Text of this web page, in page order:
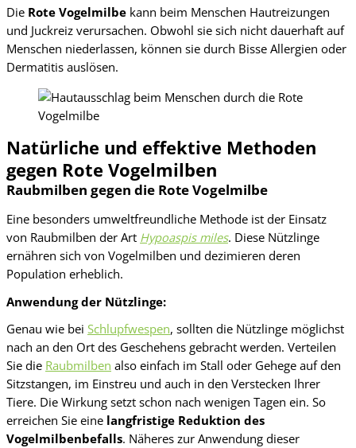
Die Rote Vogelmilbe kann beim Menschen Hautreizungen
und Juckreiz verursachen. Obwohl sie sich nicht dauerhaft auf
Menschen niederlassen, können sie durch Bisse Allergien oder
Dermatitis auslösen.
Natürliche und effektive Methoden
gegen Rote Vogelmilben
Raubmilben gegen die Rote Vogelmilbe
Eine besonders umweltfreundliche Methode ist der Einsatz
von Raubmilben der Art Hypoaspis miles. Diese Nützlinge
ernähren sich von Vogelmilben und dezimieren deren
Population erheblich.
Anwendung der Nützlinge:
Genau wie bei Schlupfwespen, sollten die Nützlinge möglichst
nach an den Ort des Geschehens gebracht werden. Verteilen
Sie die Raubmilben also einfach im Stall oder Gehege auf den
Sitzstangen, im Einstreu und auch in den Verstecken Ihrer
Tiere. Die Wirkung setzt schon nach wenigen Tagen ein. So
erreichen Sie eine langfristige Reduktion des
Vogelmilbenbefalls. Näheres zur Anwendung dieser